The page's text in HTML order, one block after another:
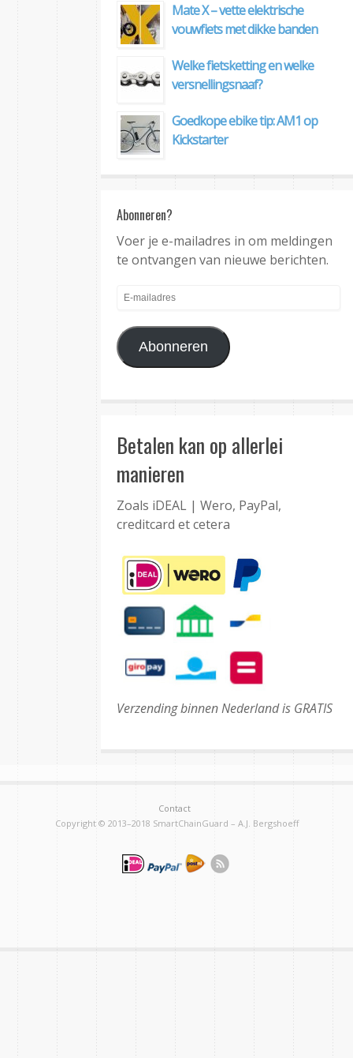
Mate X – vette elektrische
vouwfiets met dikke banden
Welke fietsketting en welke
versnellingsnaaf?
Goedkope ebike tip: AM1 op
Kickstarter
Abonneren?
Voer je e-mailadres in om meldingen
te ontvangen van nieuwe berichten.
E-
mailadres
Abonneren
Betalen kan op allerlei
manieren
Zoals iDEAL | Wero, PayPal,
creditcard et cetera
Verzending binnen Nederland is GRATIS
Contact
Copyright © 2013–2018 SmartChainGuard – A.J. Bergshoeff